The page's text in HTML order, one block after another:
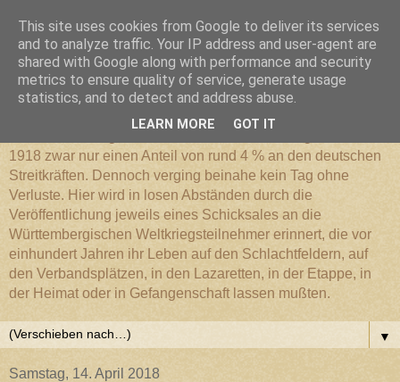
Württembergischer
Weltkriegs-Blog
1918 zwar nur einen Anteil von rund 4 % an den deutschen
Streitkräften. Dennoch verging beinahe kein Tag ohne
Verluste. Hier wird in losen Abständen durch die
Veröffentlichung jeweils eines Schicksales an die
Württembergischen Weltkriegsteilnehmer erinnert, die vor
einhundert Jahren ihr Leben auf den Schlachtfeldern, auf
den Verbandsplätzen, in den Lazaretten, in der Etappe, in
der Heimat oder in Gefangenschaft lassen mußten.
▼
Samstag, 14. April 2018
This site uses cookies from Google to deliver its services
and to analyze traffic. Your IP address and user-agent are
shared with Google along with performance and security
metrics to ensure quality of service, generate usage
statistics, and to detect and address abuse.
LEARN MORE GOT IT